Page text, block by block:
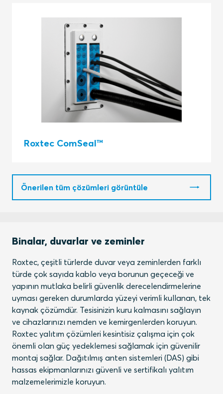
Roxtec ComSeal™
Önerilen tüm çözümleri görüntüle
Binalar, duvarlar ve zeminler
Roxtec, çeşitli türlerde duvar veya zeminlerden farklı
türde çok sayıda kablo veya borunun geçeceği ve
yapının mutlaka belirli güvenlik derecelendirmelerine
uyması gereken durumlarda yüzeyi verimli kullanan, tek
kaynak çözümdür. Tesisinizin kuru kalmasını sağlayın
ve cihazlarınızı nemden ve kemirgenlerden koruyun.
Roxtec yalıtım çözümleri kesintisiz çalışma için çok
önemli olan güç yedeklemesi sağlamak için güvenilir
montaj sağlar. Dağıtılmış anten sistemleri (DAS) gibi
hassas ekipmanlarınızı güvenli ve sertifikalı yalıtım
malzemelerimizle koruyun.